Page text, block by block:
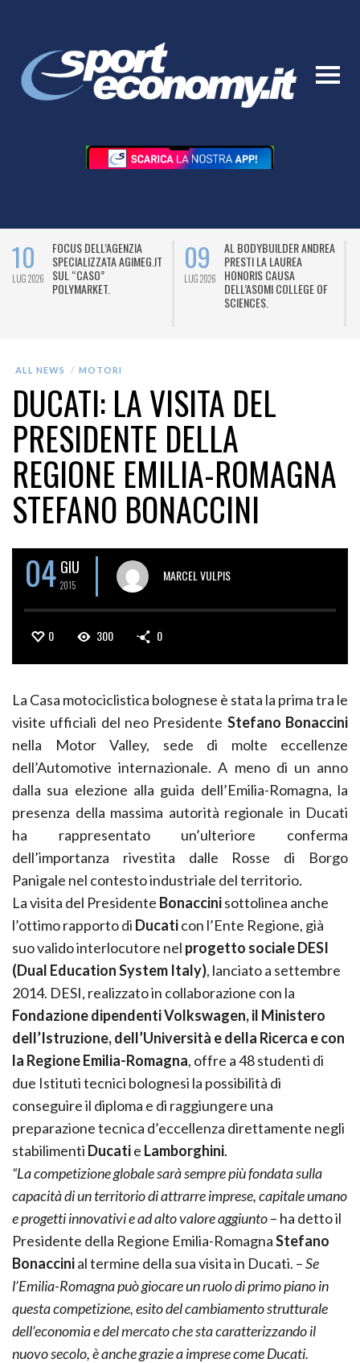
10
LUG 2026
FOCUS DELL’AGENZIA
SPECIALIZZATA AGIMEG.IT
SUL “CASO”
POLYMARKET.
09
LUG 2026
AL BODYBUILDER ANDREA
PRESTI LA LAUREA
HONORIS CAUSA
DELL’ASOMI COLLEGE OF
SCIENCES.
ALL NEWS MOTORI
DUCATI: LA VISITA DEL
PRESIDENTE DELLA
REGIONE EMILIA-ROMAGNA
STEFANO BONACCINI
04 GIU
2015
MARCEL VULPIS
0 300 0
La Casa motociclistica bolognese è stata la prima tra le
visite ufficiali del neo Presidente Stefano Bonaccini
nella Motor Valley, sede di molte eccellenze
dell’Automotive internazionale. A meno di un anno
dalla sua elezione alla guida dell’Emilia-Romagna, la
presenza della massima autorità regionale in Ducati
ha rappresentato un’ulteriore conferma
dell’importanza rivestita dalle Rosse di Borgo
Panigale nel contesto industriale del territorio.
La visita del Presidente Bonaccinisottolinea anche
l’ottimo rapporto di Ducaticon l’Ente Regione, già
suo valido interlocutore nel progetto sociale DESI
(Dual Education System Italy), lanciato a settembre
2014. DESI, realizzato in collaborazione con la
Fondazione dipendenti Volkswagen, il Ministero
dell’Istruzione, dell’Università e della Ricerca e con
la Regione Emilia-Romagna, offre a 48 studenti di
due Istituti tecnici bolognesi la possibilità di
conseguire il diploma e di raggiungere una
preparazione tecnica d’eccellenza direttamente negli
stabilimenti Ducatie Lamborghini.
“La competizione globale sarà sempre più fondata sulla
capacità di un territorio di attrarre imprese, capitale umano
e progetti innovativi e ad alto valore aggiunto– ha detto il
Presidente della Regione Emilia-RomagnaStefano
Bonaccinial termine della sua visita in Ducati. –Se
l’Emilia-Romagna può giocare un ruolo di primo piano in
questa competizione, esito del cambiamento strutturale
dell’economia e del mercato che sta caratterizzando il
nuovo secolo, è anche grazie a imprese come Ducati.